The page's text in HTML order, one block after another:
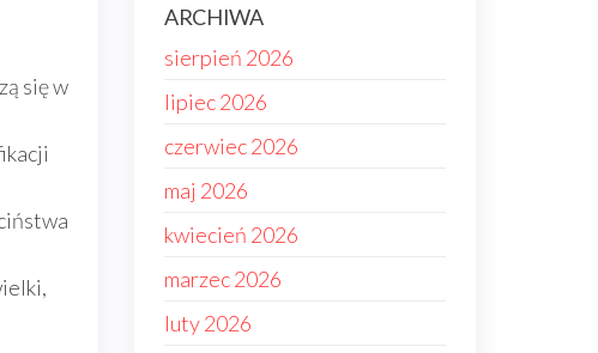
się w
ARCHIWA
sierpień 2026
lipiec 2026
czerwiec 2026
maj 2026
kwiecień 2026
marzec 2026
luty 2026